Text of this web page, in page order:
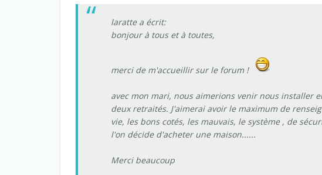
laratte a écrit:
bonjour à tous et à toutes,
merci de m'accueillir sur le forum !
avec mon mari, nous aimerions venir nous installer
deux retraités. J'aimerai avoir le maximum de
vie, les bons cotés, les mauvais, le système , de
l'on décide d'acheter une maison......
Merci beaucoup